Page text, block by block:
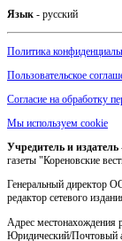
Язык - русский
Политика
Пользовательское
Согласие на обработку
Мы используем cookie
Учредитель и издатель
газеты "Кореновские
Генеральный директор
редактор сетевого
Адрес местонахождения
Юридический/Почтовый